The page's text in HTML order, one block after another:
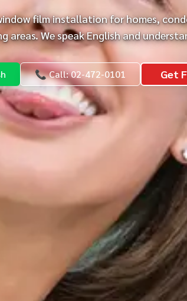
film installation for homes,
areas. We speak English and
📞 Call: 02-472-0101 Get